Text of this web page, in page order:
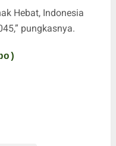
Hebat, Indonesia
pungkasnya.